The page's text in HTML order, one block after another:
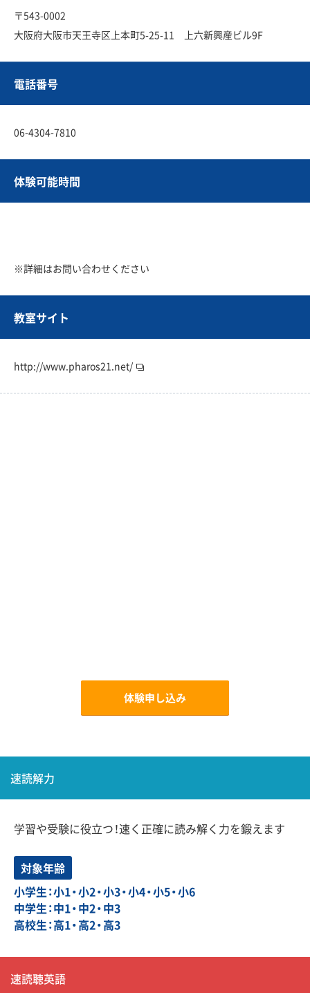
〒543-0002
大阪府大阪市天王寺区上本町5-25-11 上六新興産ビル9F
電話番号
06-4304-7810
体験可能時間
※詳細はお問い合わせください
教室サイト
http://www.pharos21.net/
体験申し込み
速読解力
学習や受験に役立つ！速く正確に読み解く力を鍛えます
対象年齢
小学生：小1・小2・小3・小4・小5・小6
中学生：中1・中2・中3
高校生：高1・高2・高3
速読聴英語